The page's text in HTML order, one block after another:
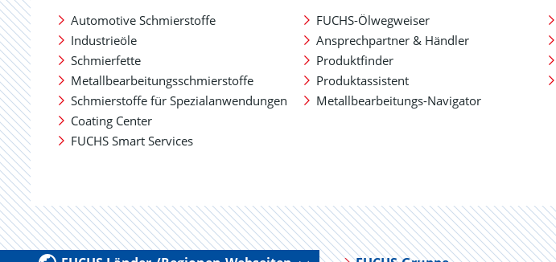
Automotive Schmierstoffe
Industrieöle
Schmierfette
Metallbearbeitungsschmierstoffe
Schmierstoffe für Spezialanwendungen
Coating Center
FUCHS Smart Services
FUCHS-Ölwegweiser
Ansprechpartner & Händler
Produktfinder
Produktassistent
Metallbearbeitungs-Navigator